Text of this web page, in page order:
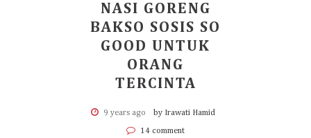
NASI GORENG
BAKSO SOSIS SO
GOOD UNTUK
ORANG
TERCINTA
9 years ago by Irawati Hamid
14 comment